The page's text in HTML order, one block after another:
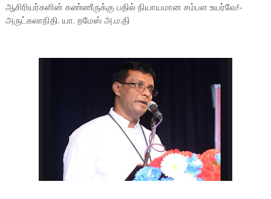
ஆசிரியர்களின் கண்ணீருக்கு பதில் நியாயமான சம்பள உயர்வே!-
அருட்கலாநிதி. யா. றமேஸ் அ.ம.தி